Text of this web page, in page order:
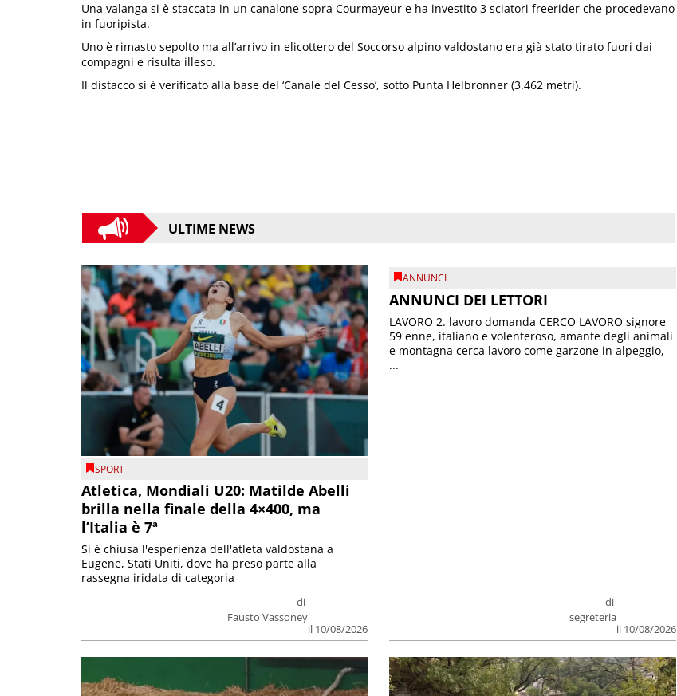
Una valanga si è staccata in un canalone sopra Courmayeur e ha investito 3 sciatori freerider che procedevano
in fuoripista.
Uno è rimasto sepolto ma all’arrivo in elicottero del Soccorso alpino valdostano era già stato tirato fuori dai
compagni e risulta illeso.
Il distacco si è verificato alla base del ‘Canale del Cesso’, sotto Punta Helbronner (3.462 metri).
ULTIME NEWS
SPORT
Atletica, Mondiali U20: Matilde Abelli
brilla nella finale della 4×400, ma
l’Italia è 7ª
di
Fausto Vassoney
il 10/08/2026
Si è chiusa l'esperienza dell'atleta valdostana a
Eugene, Stati Uniti, dove ha preso parte alla
rassegna iridata di categoria
ANNUNCI
ANNUNCI DEI LETTORI
di
segreteria
il 10/08/2026
LAVORO 2. lavoro domanda CERCO LAVORO signore
59 enne, italiano e volenteroso, amante degli animali
e montagna cerca lavoro come garzone in alpeggio,
...